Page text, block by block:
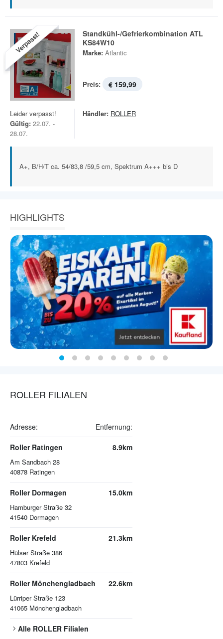
Verpasst!
Standkühl-/Gefrierkombination ATL
KS84W10
Marke: Atlantic
Preis: € 159,99
Leider verpasst!
Gültig: 22.07. -
28.07.
Händler: ROLLER
A+, B/H/T ca. 54/83,8 /59,5 cm, Spektrum A+++ bis D
HIGHLIGHTS
ROLLER FILIALEN
Adresse: Entfernung:
Roller Ratingen
Am Sandbach 28
40878 Ratingen
8.9km
Roller Dormagen
Hamburger Straße 32
41540 Dormagen
15.0km
Roller Krefeld
Hülser Straße 386
47803 Krefeld
21.3km
Roller Mönchengladbach
Lürriper Straße 123
41065 Mönchengladbach
22.6km
Alle ROLLER Filialen